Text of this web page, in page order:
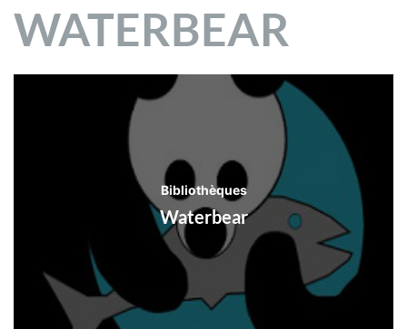
WATERBEAR
Bibliothèques
Waterbear